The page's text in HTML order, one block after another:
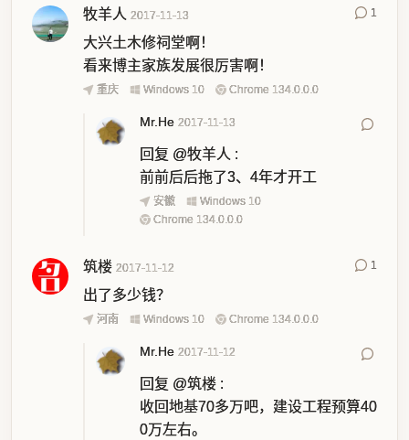
牧羊人 2017-11-13 1
大兴土木修祠堂啊！
看来博主家族发展很厉害啊！
重庆 Windows 10 Chrome 134.0.0.0
Mr.He 2017-11-13
回复 @牧羊人 :
前前后后拖了3、4年才开工
安徽
Windows 10
Chrome 134.0.0.0
筑楼 2017-11-12 1
出了多少钱？
河南 Windows 10 Chrome 134.0.0.0
Mr.He 2017-11-12
回复 @筑楼 :
收回地基70多万吧，建设工程预算40
0万左右。